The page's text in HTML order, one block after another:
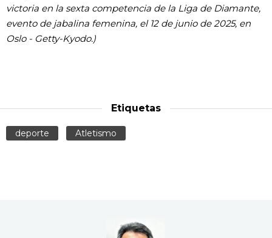
victoria en la sexta competencia de la Liga de Diamante,
evento de jabalina femenina, el 12 de junio de 2025, en
Oslo - Getty-Kyodo.)
Etiquetas
deporte Atletismo